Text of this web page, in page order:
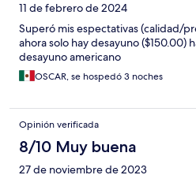
11 de febrero de 2024
Superó mis espectativas (calidad/
ahora solo hay desayuno ($150.00)
desayuno americano
OSCAR, se hospedó 3 noches
Opinión verificada
8/10 Muy buena
27 de noviembre de 2023